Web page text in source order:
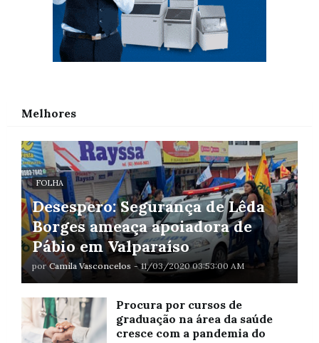
Melhores
FOLHA
Desespero: Segurança de Lêda
Borges ameaça apoiadora de
Pábio em Valparaíso
por Camila Vasconcelos - 11/03/2020 03:53:00 AM
Procura por cursos de
graduação na área da saúde
cresce com a pandemia do